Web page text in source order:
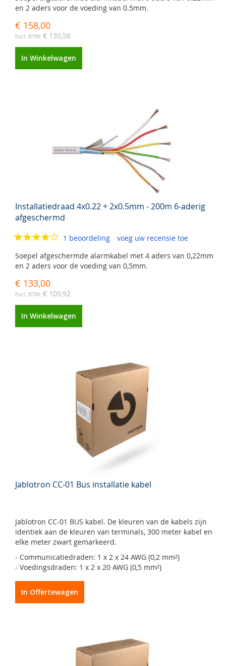
en 2 aders voor de voeding van 0.5mm.
€ 158,00
€ 130,58
In Winkelwagen
Installatiedraad 4x0.22 + 2x0.5mm - 200m 6-aderig
afgeschermd
1 beoordeling
voeg uw recensie toe
Soepel afgeschermde alarmkabel met 4 aders van 0,22mm
en 2 aders voor de voeding van 0,5mm.
€ 133,00
€ 109,92
In Winkelwagen
Jablotron CC-01 Bus installatie kabel
Jablotron CC-01 BUS kabel. De kleuren van de kabels zijn
identiek aan de kleuren van terminals, 300 meter kabel en
elke meter zwart gemarkeerd.
- Communicatiedraden: 1 x 2 x 24 AWG (0,2 mm²)
- Voedingsdraden: 1 x 2 x 20 AWG (0,5 mm²)
In Offertewagen